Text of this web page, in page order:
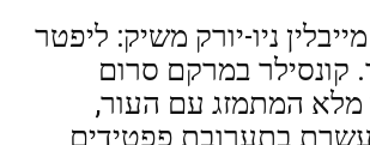
ניו-יורק משיק: ליפטר
קונסילר במרקם סרום
מלא המתמזג עם העור,
בתערובת פפטידים